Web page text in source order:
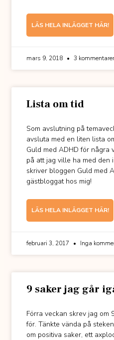
LÄS HELA INLÄGGET HÄR!
mars 9, 2018 3 kommentarer
Lista om tid
Som avslutning på
avsluta med en liten lista
Guld med ADHD för några
på att jag ville ha med den
skriver bloggen Guld med
gästbloggat hos mig!
LÄS HELA INLÄGGET HÄR!
februari 3, 2017 Inga
9 saker jag går
Förra veckan skrev jag om
för. Tänkte vända på
om positiva saker, ett